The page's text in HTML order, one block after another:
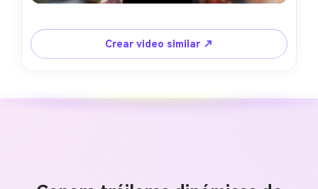
Crear video similar ↗